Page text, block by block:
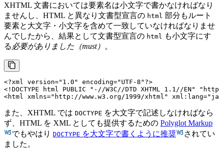
XHTML 文書においては要素名は小文字で書かなければなり
ませんし、HTML と異なり文書型宣言の html 部分もルート
要素と大文字・小文字を含めて一致していなければなりませ
んでしたから、結果として文書型宣言の html
も小文字にす
る 必要がありました（must） 。
<?xml version="1.0" encoding="UTF-8" ?>
<!DOCTYPE
html PUBLIC "-//W3C//DTD XHTML 1.1//EN"
<html xmlns="http://www.w3.org/1999/xhtml" xml:lang=
また、XHTML では DOCTYPE を大文字で記述しなければなら
ず、HTML を XML としても提供するための Polyglot Markup
でもやはり DOCTYPE を大文字で書くように推奨
されてい
ました。